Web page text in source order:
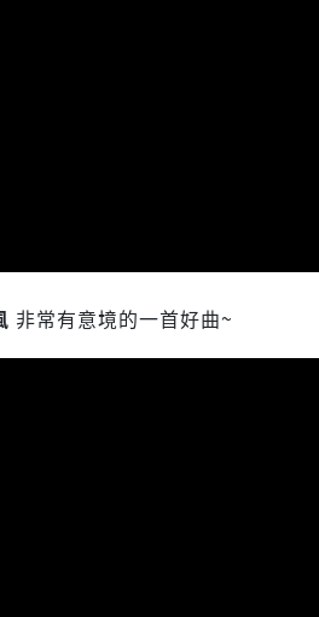
非常有意境的一首好曲~